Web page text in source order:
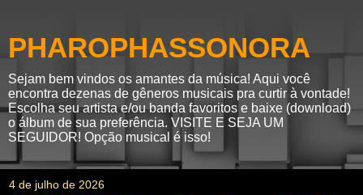
PHAROPHASSONORA
Sejam bem vindos os amantes da música! Aqui você
encontra dezenas de gêneros musicais pra curtir à vontade!
Escolha seu artista e/ou banda favoritos e baixe (download)
o álbum de sua preferência. VISITE E SEJA UM
SEGUIDOR! Opção musical é isso!
4 de julho de 2026